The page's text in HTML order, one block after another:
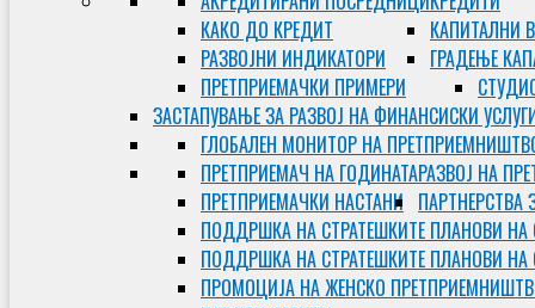
КАКО ДО КРЕДИТ
РАЗВОЈНИ ИНДИКАТОРИ
ПРЕТПРИЕМАЧКИ ПРИМЕРИ
КАПИТАЛНИ
ГРАДЕЊЕ
ЗАСТАПУВАЊЕ ЗА РАЗВОЈ НА ФИНАНСИСКИ
ГЛОБАЛЕН МОНИТОР НА
РАЗВОЈ НА
ПРЕТПРИЕМАЧ НА ГОДИНАТА
ПРЕТПРИЕМАЧКИ НАСТАНИ ПАРТНЕРСТВА
ПОДДРШКА НА СТРАТЕШКИТЕ ПЛАНОВИ НА
ПОДДРШКА НА СТРАТЕШКИТЕ ПЛАНОВИ НА
ПРОМОЦИЈА НА ЖЕНСКО